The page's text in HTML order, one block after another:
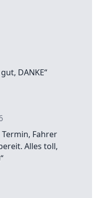
DANKE“
Termin, Fahrer
Alles toll,